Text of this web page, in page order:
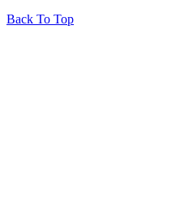
Back To Top